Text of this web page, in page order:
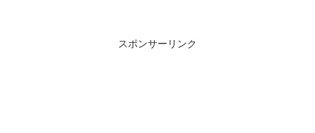
スポンサーリンク